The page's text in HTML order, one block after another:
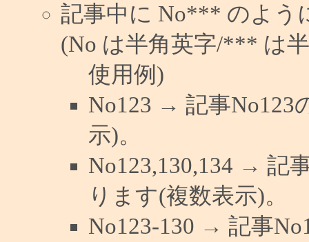
記事中に No*** のよう
(No は半角英字/*** は
使用例)
No123 → 記事No123
示)。
No123,130,134 → 記
ります(複数表示)。
No123-130 → 記事